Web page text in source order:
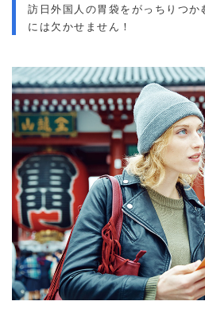
訪日外国人の胃袋をがっちりつか
には欠かせません！